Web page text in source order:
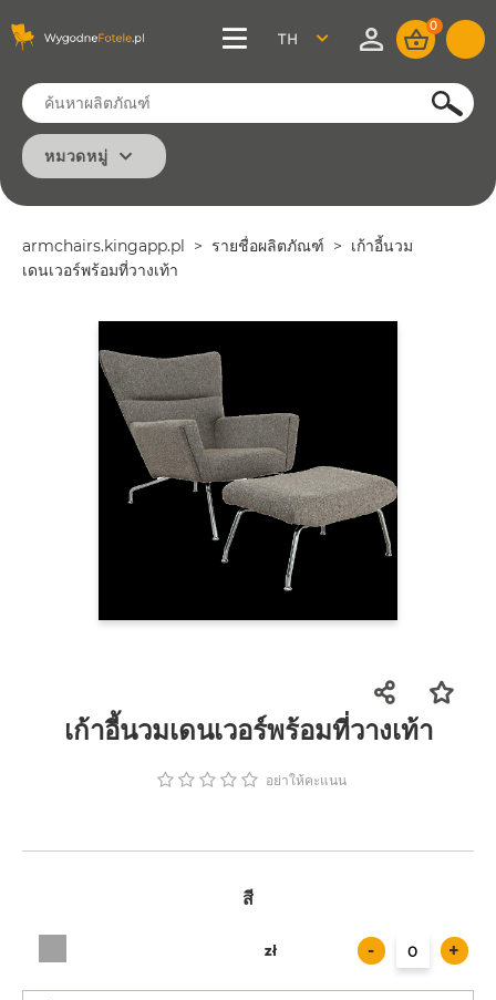
หมวดหมู่
สำนักงาน
ขั้นพื้นฐาน
ค้นหา
THAI
0
armchairs.kingapp.pl รายชื่อผลิตภัณฑ์
เก้าอี้นวม
เดนเวอร์พร้อมที่วางเท้า
เก้าอี้นวมเดนเวอร์พร้อมที่วางเท้า
อย่าให้คะแนน
สี
zł
zł - +